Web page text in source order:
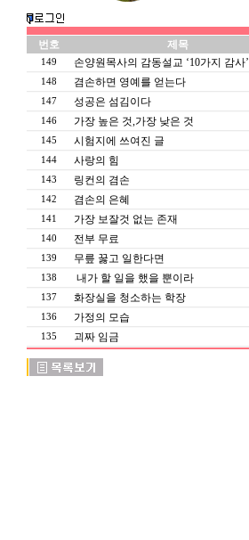
번호
제목
149 손양원목사의 감동설교 ‘10가지 감사’
148
겸손하면 영예를 얻는다
147
성공은 섬김이다
146
가장 높은 것,가장 낮은 것
145
시험지에 쓰여진 글
144
사랑의 힘
143
링컨의 겸손
142
겸손의 은혜
141
가장 보잘것 없는 존재
140
전부 무료
139
무릎 꿇고 일한다면
138
내가 할 일을 했을 뿐이라
137
화장실을 청소하는 학장
136
가정의 모습
135
괴짜 임금